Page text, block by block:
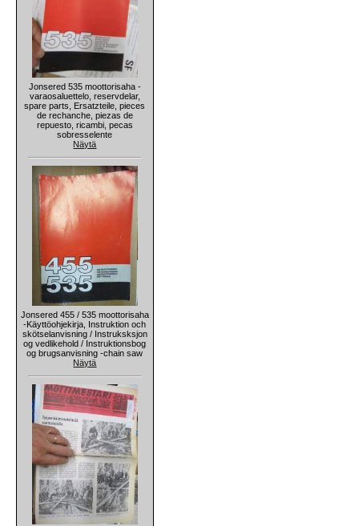
Jonsered 535 moottorisaha -
varaosaluettelo, reservdelar,
spare parts, Ersatzteile, pieces
de rechanche, piezas de
repuesto, ricambi, pecas
sobresselente
Näytä
Jonsered 455 / 535 moottorisaha
-Käyttöohjekirja, Instruktion och
skötselanvisning / Instruksksjon
og vedlikehold / Instruktionsbog
og brugsanvisning -chain saw
Näytä